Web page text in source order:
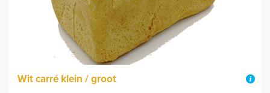
Wit carré klein / groot